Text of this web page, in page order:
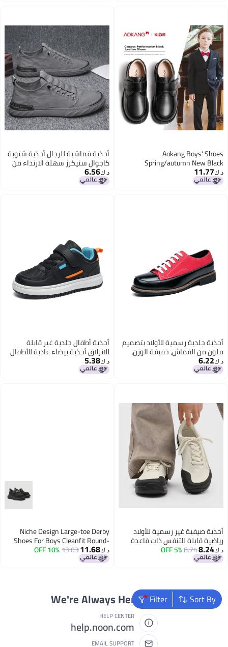
Aokang Boys' Shoes
Spring/autumn New Black
Genuine Leather Soft Bottom
Shoes For Boys Student Children
د.ك‏11.77
أحذية قماشية للرجال أحذية شتوية
كاجوال سنيكرز سهلة الارتداء من
قماش حرير الجليد أحذية عمل
عصرية للرجال الأولاد الشباب ذات
د.ك‏6.56
2
أحذية جلدية رسمية للأولاد بتصميم
ملون من القماش، خفيفة الوزن،
منخفضة، مزودة بأربطة، أحذية لوفر
رسمية
د.ك‏6.22
أحذية أطفال جلدية غير قابلة
للانزلاق أحذية بيضاء عادية للأطفال
المتوسطين والكبار طلاب الحرم
الجامعي أحذية لوحية متناسقة مع
د.ك‏5.38
أحذية صيفية غير رسمية للأولاد
رياضية قابلة للتنفس ذات قاعدة
ناعمة أحذية تنقل للرجال والنساء
عشاق 78801-78802-K
د.ك‏8.24
8.74
5% OFF
Niche Design Large-toe Derby
Shoes For Boys Cleanfit Round-
toe Retro Matte High-end Leather
Shoes 6cm Heightening
د.ك‏11.68
13.03
10% OFF
Sort By
Filter
We're Always Here To Help
HELP CENTER
help.noon.com
EMAIL SUPPORT